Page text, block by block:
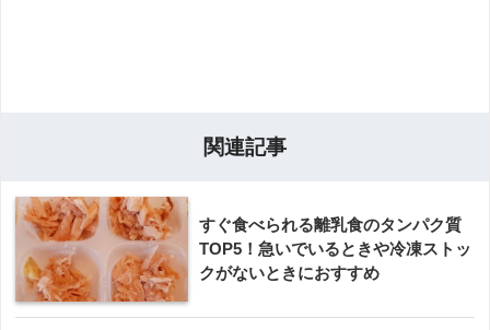
関連記事
すぐ食べられる離乳食のタンパク質
TOP5！急いでいるときや冷凍ストッ
クがないときにおすすめ